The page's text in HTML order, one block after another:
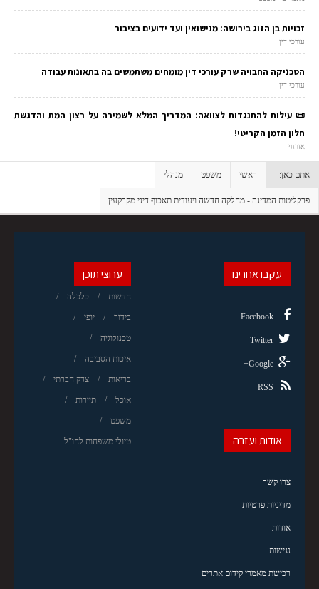
זכויות בן הזוג בירושה: מנישואין ועד ידועים בציבור
עורכי דין
הטכניקה החבויה שרק עורכי דין מומחים משתמשים בה בתאונות עבודה
עורכי דין
📜 עילות להתנגדות לצוואה: המדריך המלא לשמירה על רצון המת והדגשת
חלון הזמן הקריטי!
אזרחי
אתם כאן: ראשי משפט מנהלי
פרקליטות המדינה - מחלקה חדשה ויעודית תאכוף דיני מקרקעין
ערוצי תוכן
חדשות כלכלה
בידור יופי
טכנולוגיה
איכות הסביבה
בריאות צדק חברתי
אוכל תיירות
משפט
טיולי משפחות לחו"ל
עקבו אחרינו
Facebook
Twitter
Google+
RSS
אודות ועזרה
צרו קשר
מדיניות פרטיות
אודות
נגישות
רכישת מאמרי קידום אתרים